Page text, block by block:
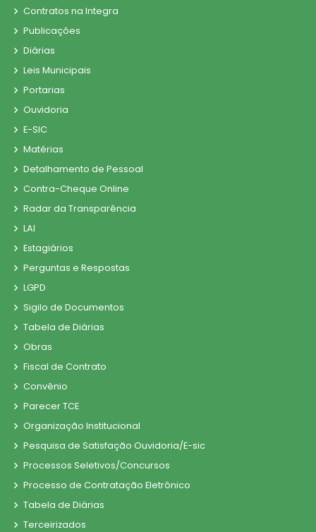
Contratos na Integra
Publicações
Diárias
Leis Municipais
Portarias
Ouvidoria
E-SIC
Matérias
Detalhamento de Pessoal
Contra-Cheque Online
Radar da Transparência
LAI
Estagiários
Perguntas e Respostas
LGPD
Sigilo de Documentos
Tabela de Diárias
Obras
Fiscal de Contrato
Convênio
Parecer TCE
Organização Institucional
Pesquisa de Satisfação Ouvidoria/E-sic
Processos Seletivos/Concursos
Processo de Contratação Eletrônico
Tabela de Diárias
Terceirizados